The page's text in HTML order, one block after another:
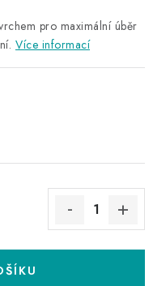
podmínky
serveru
pro maximální úběr
Více informací